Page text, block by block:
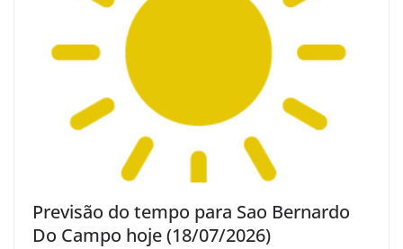
Previsão do tempo para Sao Bernardo
Do Campo hoje (18/07/2026)